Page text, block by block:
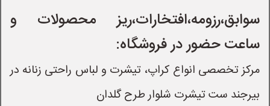
سوابق،رزومه،افتخارات،ریز محصولات و
ساعت حضور در فروشگاه:
مرکز تخصصی انواع کراپ، تیشرت و لباس راحتی زنانه در
بیرجند ست تیشرت شلوار طرح گلدان